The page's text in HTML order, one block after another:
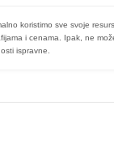
koristimo sve svoje
i cenama. Ipak, ne
ispravne.